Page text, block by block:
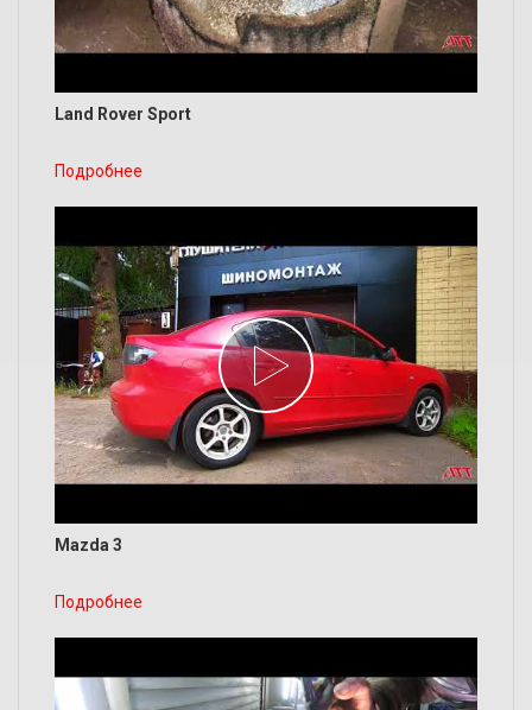
Land Rover Sport
Подробнее
Mazda 3
Подробнее